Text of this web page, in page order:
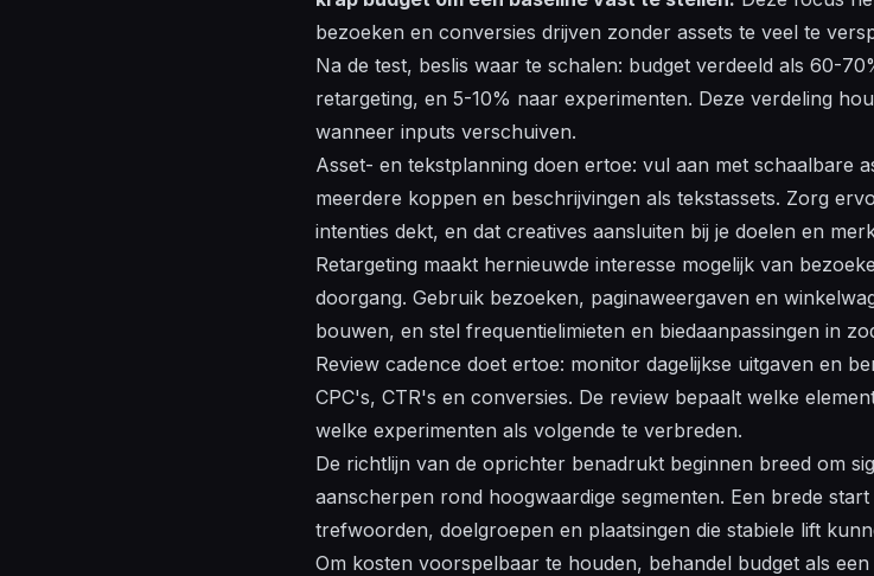
bezoeken en conversies drijven zonder assets te veel te
Na de test, beslis waar te schalen: budget verdeeld als 60-
retargeting, en 5-10% naar experimenten. Deze verdeling
wanneer inputs verschuiven.
Asset- en tekstplanning doen ertoe: vul aan met schaalbare
meerdere koppen en beschrijvingen als tekstassets. Zorg
intenties dekt, en dat creatives aansluiten bij je doelen en
Retargeting maakt hernieuwde interesse mogelijk van
doorgang. Gebruik bezoeken, paginaweergaven en
bouwen, en stel frequentielimieten en biedaanpassingen in
Review cadence doet ertoe: monitor dagelijkse uitgaven en
CPC's, CTR's en conversies. De review bepaalt welke
welke experimenten als volgende te verbreden.
De richtlijn van de oprichter benadrukt beginnen breed om
aanscherpen rond hoogwaardige segmenten. Een brede
trefwoorden, doelgroepen en plaatsingen die stabiele lift
Om kosten voorspelbaar te houden, behandel budget als